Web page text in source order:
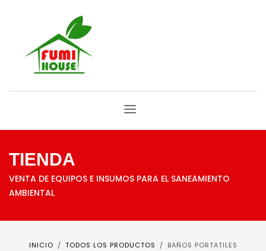
TIENDA
VENTA DE EQUIPOS E INSUMOS PARA EL SANEAMIENTO
AMBIENTAL
INICIO TODOS LOS PRODUCTOS BAÑOS PORTATILES